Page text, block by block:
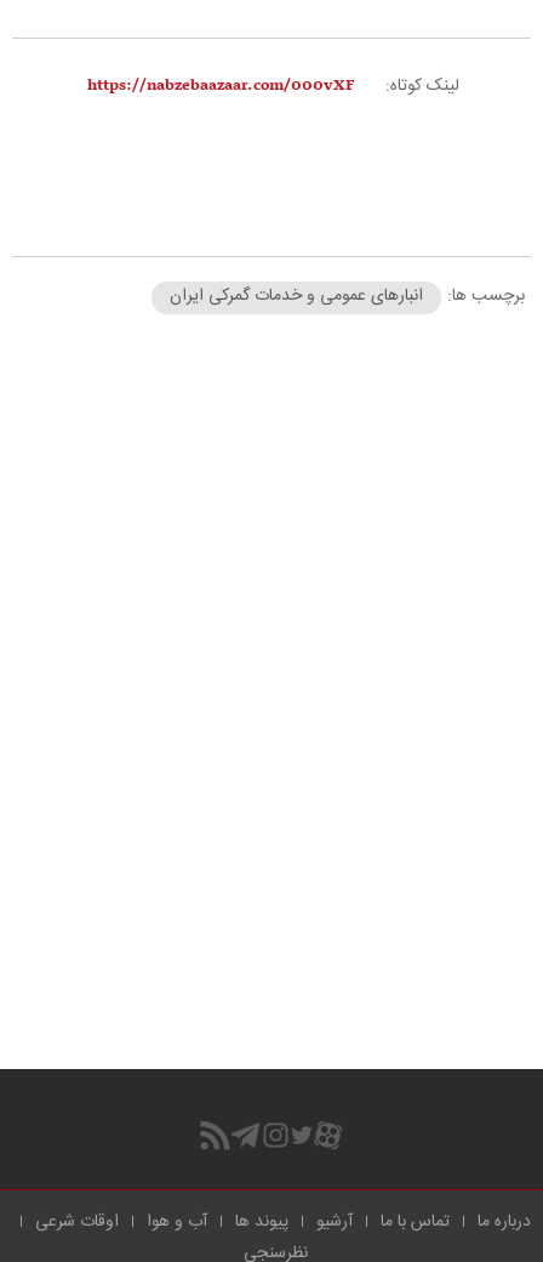
لینک کوتاه:
برچسب ها: انبارهای عمومی و خدمات گمرکی ایران
درباره ما تماس با ما آرشیو پیوند ها آب و هوا
اوقات شرعی
نظرسنجی